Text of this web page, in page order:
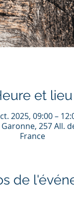
et lieu
2025, 09:00 –
257 All.
France
de